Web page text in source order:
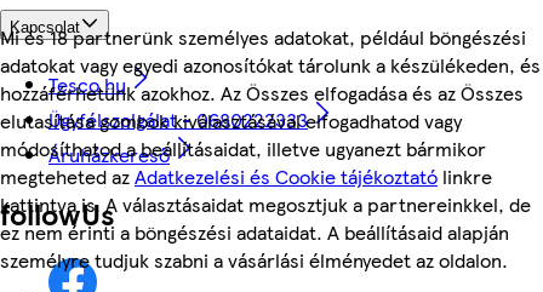
Mi és 18 partnerünk személyes adatokat, például böngészési
adatokat vagy egyedi azonosítókat tárolunk a készülékeden, és
hozzáférhetünk azokhoz. Az Összes elfogadása és az Összes
elutasítása gombok kiválasztásával elfogadhatod vagy
módosíthatod a beállításaidat, illetve ugyanezt bármikor
megteheted azAdatkezelési és Cookie tájékoztató linkre
kattintva is. A választásaidat megosztjuk a partnereinkkel, de
ez nem érinti a böngészési adataidat. A beállításaid alapján
személyre tudjuk szabni a vásárlási élményedet az oldalon.
Kapcsolat
Tesco.hu
Ügyfélszolgálat - 0680222333
Áruházkereső
followUs